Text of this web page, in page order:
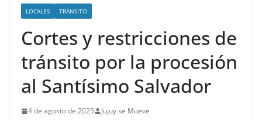
LOCALES TRÁNSITO
Cortes y restricciones de
tránsito por la procesión
al Santísimo Salvador
4 de agosto de 2025 Jujuy se Mueve